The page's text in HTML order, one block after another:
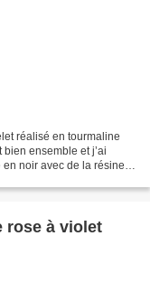
réalisé en tourmaline
ensemble et j’ai
noir avec de la résine
rose à violet